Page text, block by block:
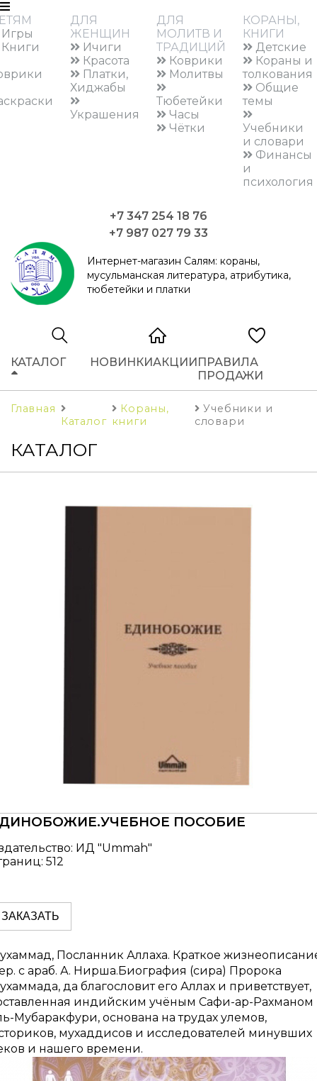
ДЛЯ
ЖЕНЩИН
Ичиги
Красота
Платки,
Хиджабы
Украшения
ДЛЯ
МОЛИТВ И
ТРАДИЦИЙ
Коврики
Молитвы
Тюбетейки
Часы
Чётки
КОРАНЫ,
КНИГИ
Детские
Кораны и
толкования
Общие
темы
Учебники
и словари
Финансы
и
психология
+7 347 254 18 76
+7 987 027 79 33
Интернет-магазин Салям: кораны,
мусульманская литература, атрибутика,
тюбетейки и платки
КАТАЛОГ НОВИНКИАКЦИИПРАВИЛА
ПРОДАЖИ
Главная
Каталог
Кораны,
книги
Учебники и
словари
КАТАЛОГ
ПОСОБИЕ
ИД "Ummah"
512
ЗАКАЗАТЬ
Посланник Аллаха. Краткое
с араб. А. Нирша.Биография (сира) Пророка
да благословит его Аллах и приветствует,
индийским учёным Сафи-ар-Рахманом
Мубаракфури, основана на трудах улемов,
мухаддисов и исследователей минувших
и нашего времени.